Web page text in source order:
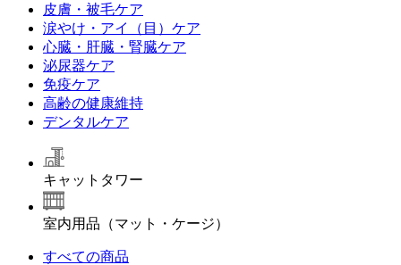
皮膚・被毛ケア
涙やけ・アイ（目）ケア
心臓・肝臓・腎臓ケア
泌尿器ケア
免疫ケア
高齢の健康維持
デンタルケア
キャットタワー
室内用品（マット・ケージ）
すべての商品